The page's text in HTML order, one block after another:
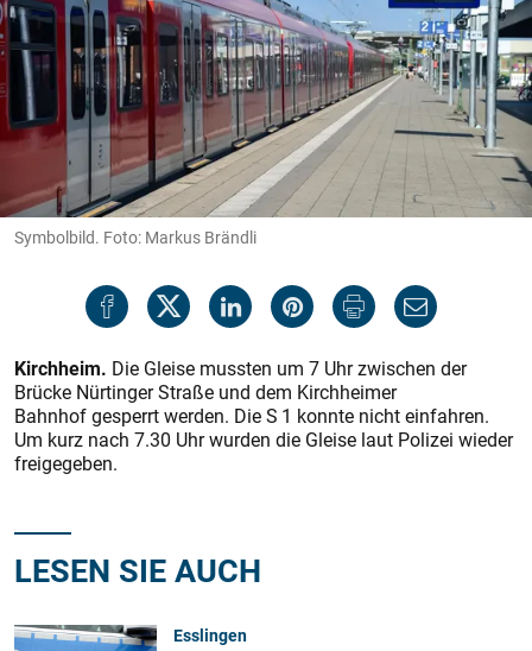
Symbolbild. Foto: Markus Brändli
Kirchheim. Die Gleise mussten um 7 Uhr zwischen der
Brücke Nürtinger Straße und dem Kirchheimer
Bahnhof gesperrt werden. Die S 1 konnte nicht einfahren.
Um kurz nach 7.30 Uhr wurden die Gleise laut Polizei wieder
freigegeben.
LESEN SIE AUCH
Esslingen